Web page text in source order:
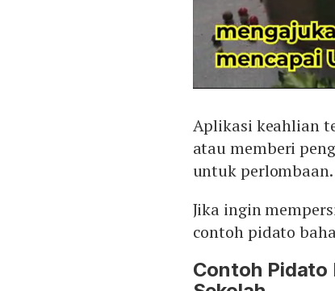
Aplikasi keahlian
atau memberi
untuk perlombaan.
Jika ingin
contoh pidato
Contoh Pidato